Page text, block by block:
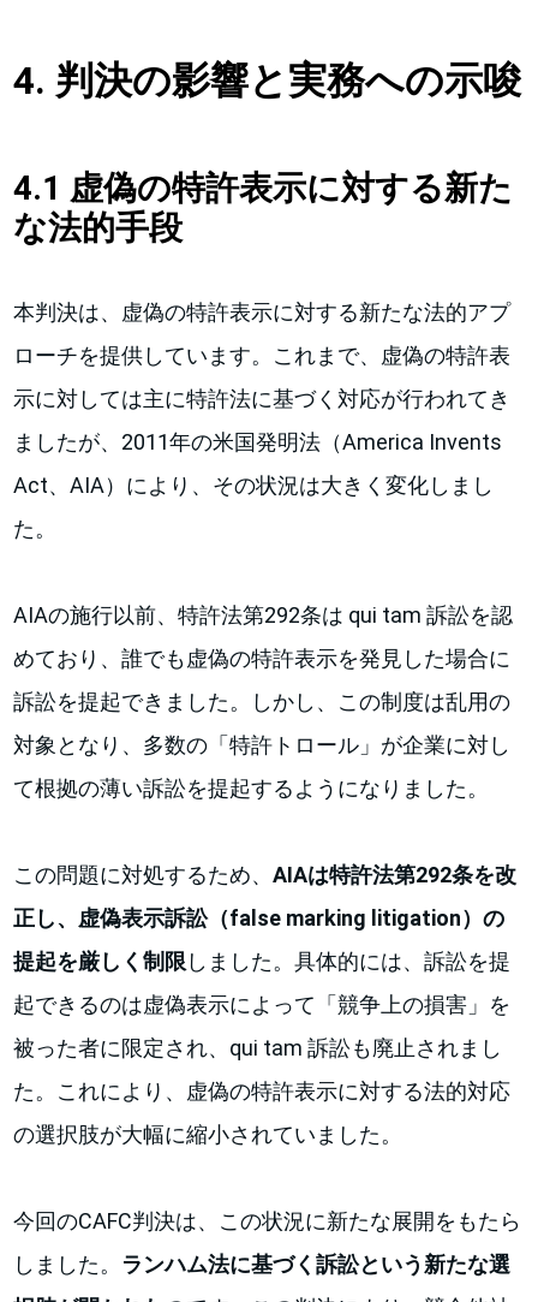
4. 判決の影響と実務への示唆
4.1 虚偽の特許表示に対する新た
な法的手段
本判決は、虚偽の特許表示に対する新たな法的アプ
ローチを提供しています。これまで、虚偽の特許表
示に対しては主に特許法に基づく対応が行われてき
ましたが、2011年の米国発明法（America Invents
Act、AIA）により、その状況は大きく変化しまし
た。
AIAの施行以前、特許法第292条は qui tam 訴訟を認
めており、誰でも虚偽の特許表示を発見した場合に
訴訟を提起できました。しかし、この制度は乱用の
対象となり、多数の「特許トロール」が企業に対し
て根拠の薄い訴訟を提起するようになりました。
この問題に対処するため、AIAは特許法第292条を改
正し、虚偽表示訴訟（false marking litigation）の
提起を厳しく制限 しました。具体的には、訴訟を提
起できるのは虚偽表示によって「競争上の損害」を
被った者に限定され、qui tam 訴訟も廃止されまし
た。これにより、虚偽の特許表示に対する法的対応
の選択肢が大幅に縮小されていました。
今回のCAFC判決は、この状況に新たな展開をもたら
しました。 ランハム法に基づく訴訟という新たな選